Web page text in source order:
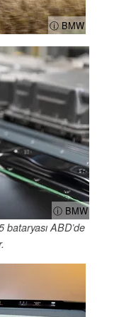
ⓘ BMW
ⓘ BMW
ABD’de